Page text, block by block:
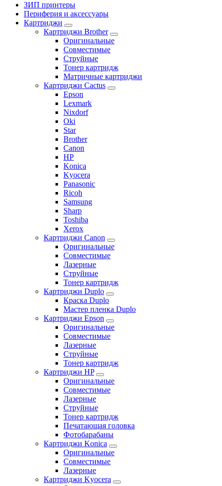
ЗИП принтеры
Периферия и аксессуары
Картриджи
Картриджи Brother
Оригинальные
Совместимые
Струйные
Тонер картридж
Матричные картриджи
Картриджи Cactus
Epson
Lexmark
Nixdorf
Oki
Star
Brother
Canon
HP
Konica
Kyocera
Panasonic
Ricoh
Samsung
Sharp
Toshiba
Xerox
Картриджи Canon
Оригинальные
Совместимые
Лазерные
Струйные
Тонер картридж
Картриджи Duplo
Краска Duplo
Мастер пленка Duplo
Картриджи Epson
Оригинальные
Совместимые
Лазерные
Струйные
Тонер картридж
Картриджи HP
Оригинальные
Совместимые
Лазерные
Струйные
Тонер картридж
Печатающая головка
Фотобарабаны
Картриджи Konica
Оригинальные
Совместимые
Лазерные
Картриджи Kyocera